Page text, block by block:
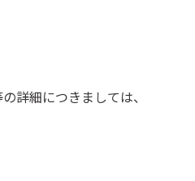
詳細につきましては、